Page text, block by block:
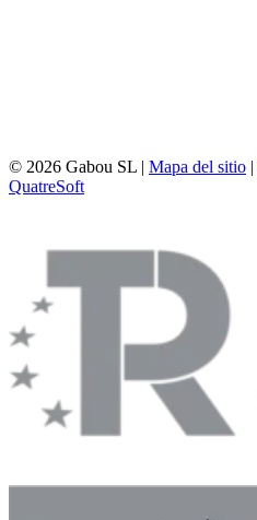
© 2026 Gabou SL | Mapa del sitio |
QuatreSoft